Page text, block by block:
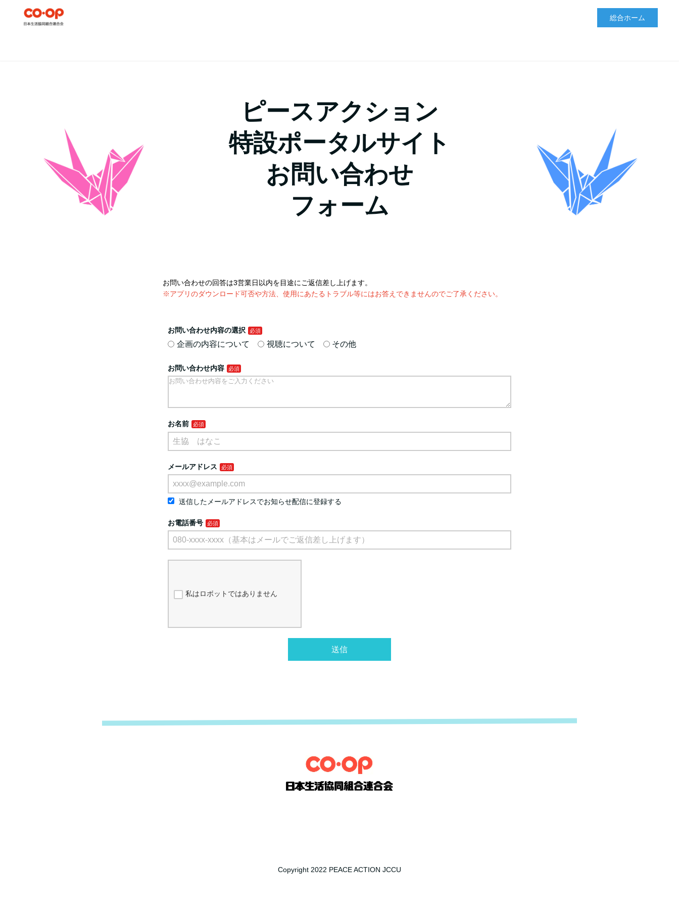
総合ホーム
ピースアクション
特設ポータルサイト
お問い合わせ
フォーム
お問い合わせの回答は3営業日以内を目途にご返信差し上げます。
※アプリのダウンロード可否や方法、使用にあたるトラブル等にはお答えできませんのでご了承ください。
お問い合わせ内容の選択
企画の内容について 視聴について その他
お問い合わせ内容
お名前
メールアドレス
送信したメールアドレスでお知らせ配信に登録する
お電話番号
私はロボットではありません
送信
Copyright 2022 PEACE ACTION JCCU